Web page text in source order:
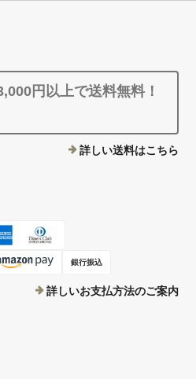
円以上で送料無料！
詳しい送料はこちら
銀行振込
詳しいお支払方法のご案内